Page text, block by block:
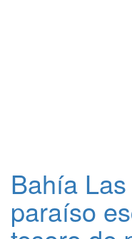
Bahía
paraíso